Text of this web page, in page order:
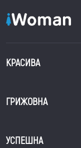
КРАСИВА
ГРИЖОВНА
УСПЕШНА